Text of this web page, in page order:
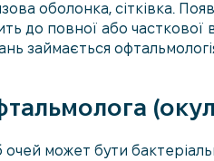
оболонка, сітківка.
до повної або часткової
займається
может бути